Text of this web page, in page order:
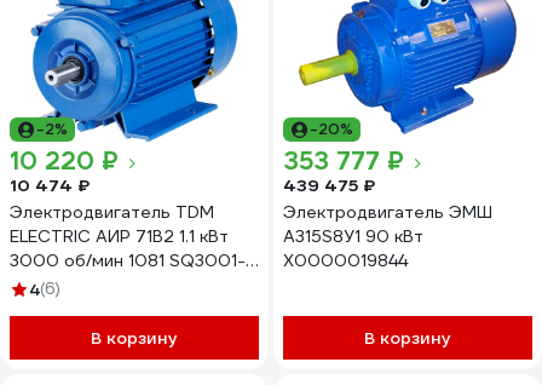
-2%
10 220 ₽
10 474 ₽
Электродвигатель TDM
ELECTRIC АИР 71B2 1.1 кВт
3000 об/мин 1081 SQ3001-
0006
4(6)
В корзину
-20%
353 777 ₽
439 475 ₽
Электродвигатель ЭМШ
А315S8У1 90 кВт
Х0000019844
В корзину